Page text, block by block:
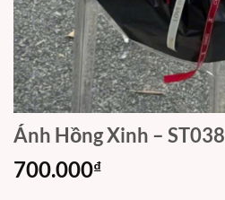
Ánh Hồng Xinh – ST038
700.000₫